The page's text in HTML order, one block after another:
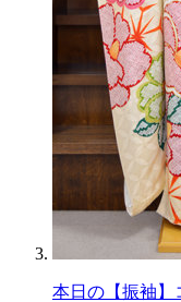
本日の【振袖